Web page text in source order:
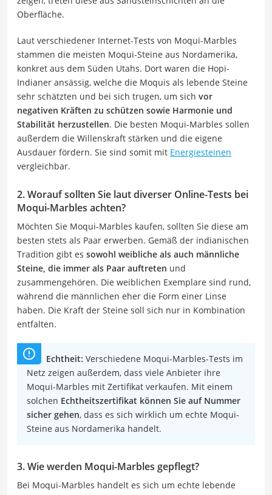
Oberfläche.
Laut verschiedener Internet-Tests von Moqui-Marbles
stammen die meisten Moqui-Steine aus Nordamerika,
konkret aus dem Süden Utahs. Dort waren die Hopi-
Indianer ansässig, welche die Moquis als lebende Steine
sehr schätzten und bei sich trugen, um sich vor
negativen Kräften zu schützen sowie Harmonie und
Stabilität herzustellen. Die besten Moqui-Marbles sollen
außerdem die Willenskraft stärken und die eigene
Ausdauer fördern. Sie sind somit mit Energiesteinen
vergleichbar.
2. Worauf sollten Sie laut diverser Online-Tests bei
Moqui-Marbles achten?
Möchten Sie Moqui-Marbles kaufen, sollten Sie diese am
besten stets als Paar erwerben. Gemäß der indianischen
Tradition gibt es sowohl weibliche als auch männliche
Steine, die immer als Paar auftreten und
zusammengehören. Die weiblichen Exemplare sind rund,
während die männlichen eher die Form einer Linse
haben. Die Kraft der Steine soll sich nur in Kombination
entfalten.
Echtheit: Verschiedene Moqui-Marbles-Tests im
Netz zeigen außerdem, dass viele Anbieter ihre
Moqui-Marbles mit Zertifikat verkaufen. Mit einem
solchen Echtheitszertifikat können Sie auf Nummer
sicher gehen, dass es sich wirklich um echte Moqui-
Steine aus Nordamerika handelt.
3. Wie werden Moqui-Marbles gepflegt?
Bei Moqui-Marbles handelt es sich um echte lebende